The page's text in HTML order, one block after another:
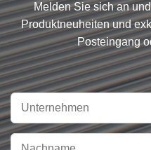
Melden Sie sich an
Produktneuheiten und
Posteingang